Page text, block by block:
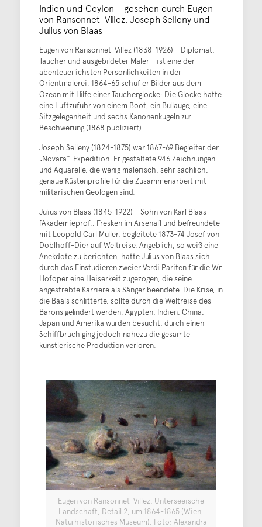
Indien und Ceylon – gesehen durch Eugen
von Ransonnet-Villez, Joseph Selleny und
Julius von Blaas
Eugen von Ransonnet-Villez (1838-1926) – Diplomat,
Taucher und ausgebildeter Maler – ist eine der
abenteuerlichsten Persönlichkeiten in der
Orientmalerei. 1864-65 schuf er Bilder aus dem
Ozean mit Hilfe einer Taucherglocke: Die Glocke hatte
eine Luftzufuhr von einem Boot, ein Bullauge, eine
Sitzgelegenheit und sechs Kanonenkugeln zur
Beschwerung (1868 publiziert).
Joseph Selleny (1824-1875) war 1867-69 Begleiter der
„Novara“-Expedition. Er gestaltete 946 Zeichnungen
und Aquarelle, die wenig malerisch, sehr sachlich,
genaue Küstenprofile für die Zusammenarbeit mit
militärischen Geologen sind.
Julius von Blaas (1845-1922) – Sohn von Karl Blaas
[Akademieprof., Fresken im Arsenal] und befreundete
mit Leopold Carl Müller, begleitete 1873-74 Josef von
Doblhoff-Dier auf Weltreise. Angeblich, so weiß eine
Anekdote zu berichten, hätte Julius von Blaas sich
durch das Einstudieren zweier Verdi Pariten für die Wr.
Hofoper eine Heiserkeit zugezogen, die seine
angestrebte Karriere als Sänger beendete. Die Krise, in
die Baals schlitterte, sollte durch die Weltreise des
Barons gelindert werden. Ägypten, Indien, China,
Japan und Amerika wurden besucht, durch einen
Schiffbruch ging jedoch nahezu die gesamte
künstlerische Produktion verloren.
Eugen von Ransonnet-Villez, Unterseeische
Landschaft, Detail 2, um 1864-1865 (Wien,
Naturhistorisches Museum), Foto: Alexandra